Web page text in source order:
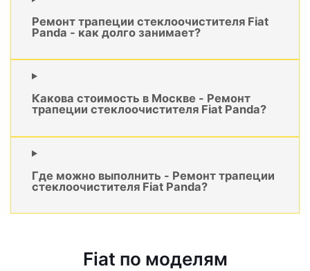
Ремонт трапеции стеклоочистителя Fiat
Panda - как долго занимает?
Какова стоимость в Москве - Ремонт
трапеции стеклоочистителя Fiat Panda?
Где можно выполнить - Ремонт трапеции
стеклоочистителя Fiat Panda?
Fiat по моделям